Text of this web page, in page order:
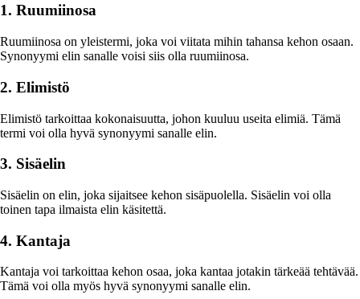
1. Ruumiinosa
Ruumiinosa on yleistermi, joka voi viitata mihin tahansa kehon osaan.
Synonyymi elin sanalle voisi siis olla ruumiinosa.
2. Elimistö
Elimistö tarkoittaa kokonaisuutta, johon kuuluu useita elimiä. Tämä
termi voi olla hyvä synonyymi sanalle elin.
3. Sisäelin
Sisäelin on elin, joka sijaitsee kehon sisäpuolella. Sisäelin voi olla
toinen tapa ilmaista elin käsitettä.
4. Kantaja
Kantaja voi tarkoittaa kehon osaa, joka kantaa jotakin tärkeää tehtävää.
Tämä voi olla myös hyvä synonyymi sanalle elin.